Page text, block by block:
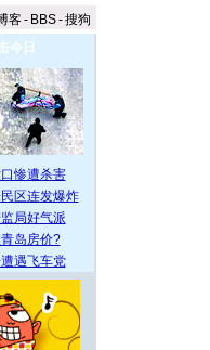
客- BBS-搜狗
今日
惨遭杀害
区连发爆炸
局好气派
岛房价?
遇飞车党